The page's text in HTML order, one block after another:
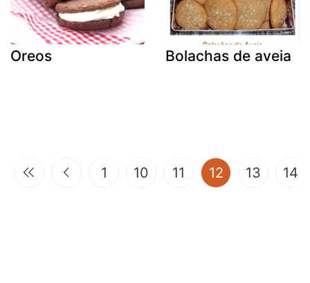
Oreos Bolachas de aveia
1 10 11 12(current)
13 14